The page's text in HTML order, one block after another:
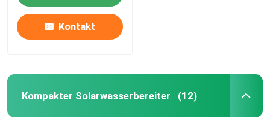
Kontakt
Kompakter Solarwasserbereiter (12)